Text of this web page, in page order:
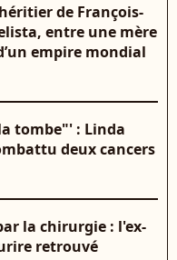
de François-
entre une mère
empire mondial
tombe"' : Linda
deux cancers
la chirurgie : l'ex-
retrouvé